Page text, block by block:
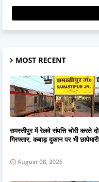
MOST RECENT
समस्तीपुर में रेलवे संपत्ति चोरी करते दो
गिरफ्तार, कबाड़ दुकान पर भी छापेमारी
August 08, 2026